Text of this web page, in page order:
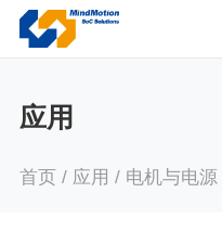
应用
首页 / 应用 / 电机与电源